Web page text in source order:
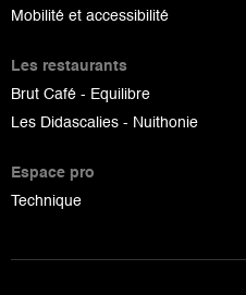
Mobilité et accessibilité
Les restaurants
Brut Café - Equilibre
Les Didascalies - Nuithonie
Espace pro
Technique